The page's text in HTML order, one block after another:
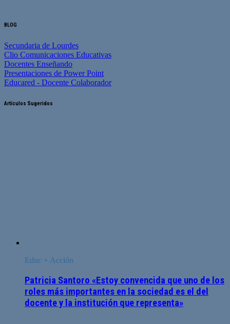
BLOG
Secundaria de Lourdes
Clio Comunicaciones Educativas
Docentes Enseñando
Presentaciones de Power Point
Educared - Docente Colaborador
Artículos Sugeridos
Educ + Acción
Patricia Santoro «Estoy convencida que uno de los
roles más importantes en la sociedad es el del
docente y la institución que representa»